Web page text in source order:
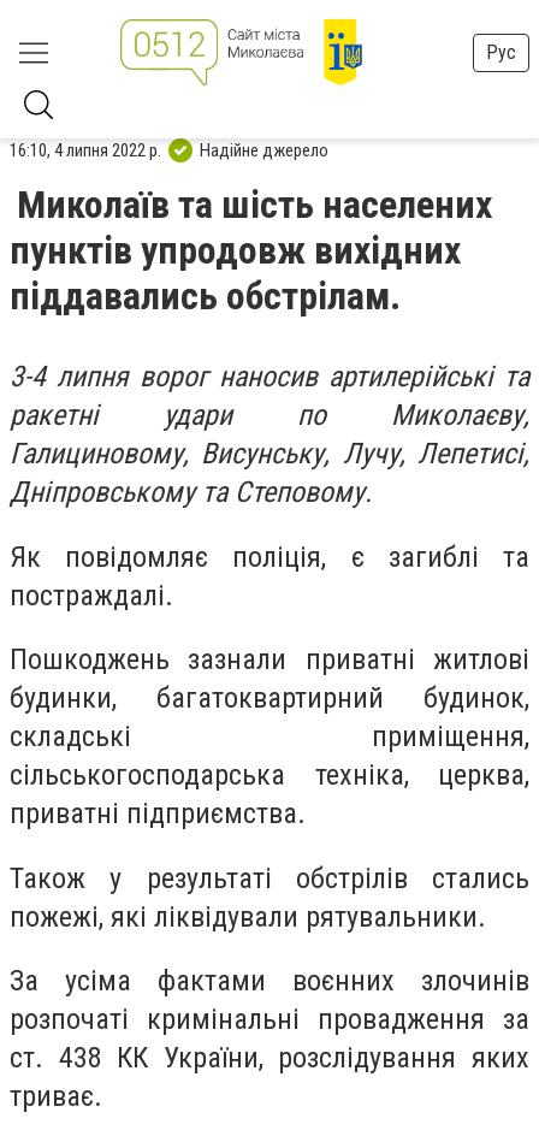
Рус
16:10, 4 липня 2022 р. Надійне джерело
Миколаїв та шість населених
пунктів упродовж вихідних
піддавались обстрілам.
3-4 липня ворог наносив артилерійські та
ракетні удари по Миколаєву,
Галициновому, Висунську, Лучу, Лепетисі,
Дніпровському та Степовому.
Як повідомляє поліція, є загиблі та
постраждалі.
Пошкоджень зазнали приватні житлові
будинки, багатоквартирний будинок,
складські приміщення,
сільськогосподарська техніка, церква,
приватні підприємства.
Також у результаті обстрілів стались
пожежі, які ліквідували рятувальники.
За усіма фактами воєнних злочинів
розпочаті кримінальні провадження за
ст. 438 КК України, розслідування яких
триває.